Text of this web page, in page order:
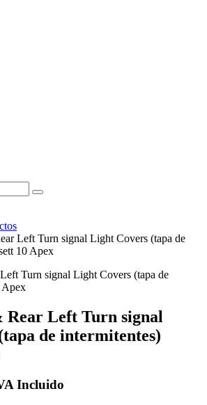
Left Turn signal Light Covers (tapa de
10 Apex
Left Turn signal
de intermitentes)
Incluido